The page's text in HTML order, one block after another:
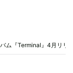
ム『Terminal』4月リリ